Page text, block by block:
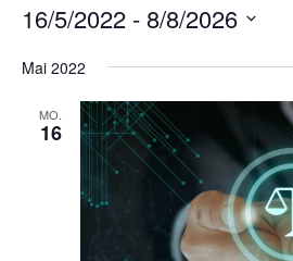
16/5/2022 - 8/8/2026
wählen.
Mai 2022
MO.
16